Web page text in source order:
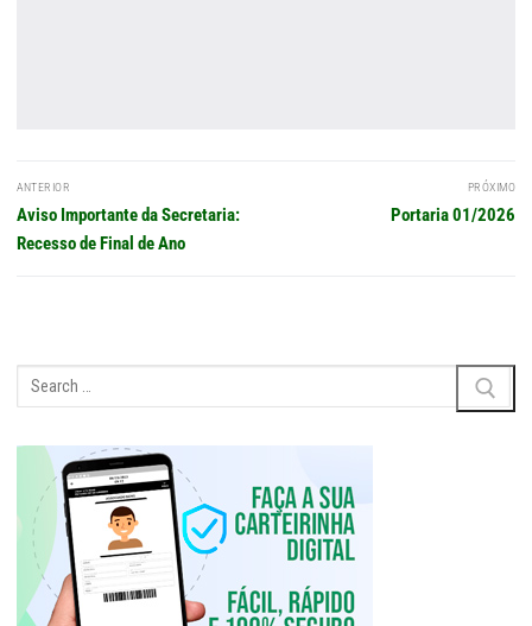
Navegação
de
Post
ANTERIOR
Post
anterior:
Aviso Importante da Secretaria:
Recesso de Final de Ano
PRÓXIMO
Próximo
Portaria 01/2026
Pesquisar
por: